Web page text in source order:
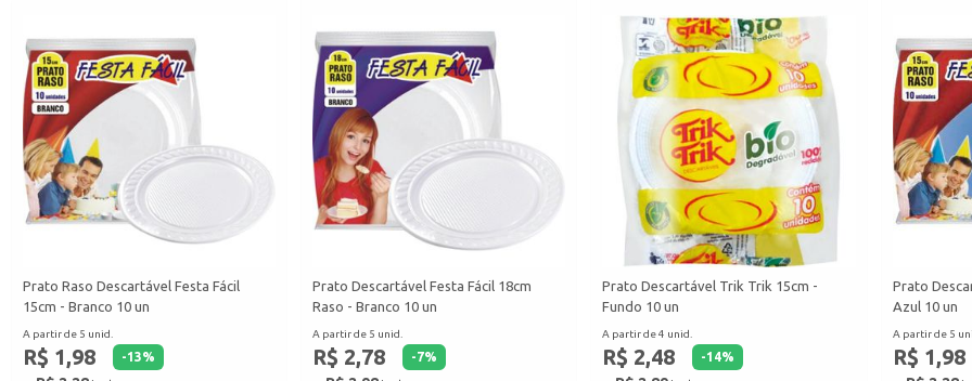
Prato Raso Descartável Festa Fácil
15cm - Branco 10 un
A partir de 5 unid.
R$ 1,98 -13%
Prato Descartável Festa Fácil 18cm
Raso - Branco 10 un
A partir de 5 unid.
R$ 2,78 -7%
Prato Descartável Trik Trik 15cm -
Fundo 10 un
A partir de 4 unid.
R$ 2,48 -14%
Prato
Azul 10 un
A partir de 5
R$ 1,98